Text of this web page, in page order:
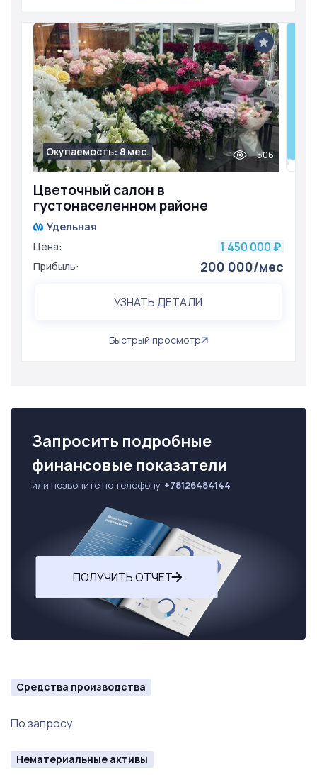
Цветочный салон в
густонаселенном районе
Окупаемость: 8 мес. 506
Удельная
Цена:
1 450 000 ₽
Прибыль: 200 000/мес
УЗНАТЬ ДЕТАЛИ
Быстрый просмотр
Запросить подробные
финансовые показатели
или позвоните по телефону +78126484144
ПОЛУЧИТЬ ОТЧЕТ
Средства производства
По запросу
Нематериальные активы